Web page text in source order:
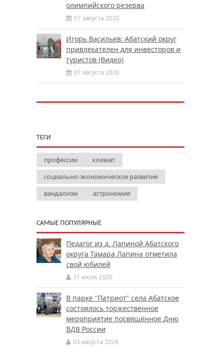
олимпийского резерва
07 августа 2026
Игорь Васильев: Абатский округ
привлекателен для инвесторов и
туристов (Видео)
07 августа 2026
ТЕГИ
профессии
климат
социально-экономическое развитие
вандализм
астрономия
САМЫЕ ПОПУЛЯРНЫЕ
Педагог из д. Лапиной Абатского
округа Тамара Лапина отметила
свой юбилей
31 июля 2026
В парке "Патриот" села Абатское
состоялось торжественное
мероприятие посвящённое Дню
ВДВ России
03 августа 2026